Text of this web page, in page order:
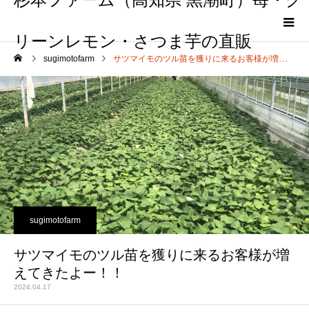
リーンレモン・さつま芋の直販
sugimotofarm サツマイモのツル苗を獲りに来るお客様が増えてきたよー！！
sugimotofarm
サツマイモのツル苗を獲りに来るお客様が増
えてきたよー！！
2024.04.17